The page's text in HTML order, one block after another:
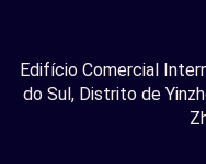
Edifício Comercial
do Sul, Distrito de